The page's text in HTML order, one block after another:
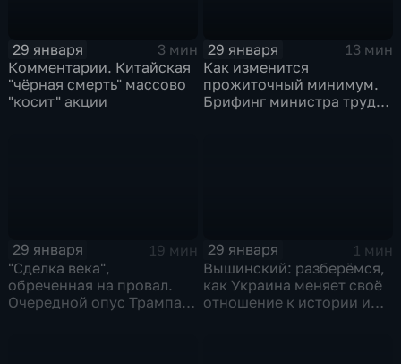
29 января
3 мин
Комментарии. Китайская
"чёрная смерть" массово
"косит" акции
29 января
13 мин
Как изменится
прожиточный минимум.
Брифинг министра труда
29 января
19 мин
"Сделка века",
обреченная на провал.
Очередной опус Трампа.
29 января
1 мин
Вышинский: разберёмся,
как Украина меняет своё
отношение к истории и